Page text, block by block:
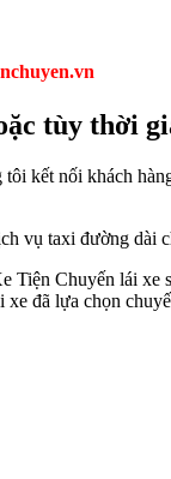
tùy thời
kết nối khách
vụ taxi đường dài
Chuyến lái xe
đã lựa chọn